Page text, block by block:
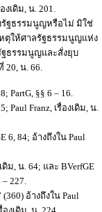
งเดิม, น. 201.
ฐธรรมนูญหรือไม่ มิใช่
ตุให้ศาลรัฐธรรมนูญแห่ง
ฐธรรมนูญและสั่งยุบ
20, น. 66.
PartG, §§ 6 – 16.
Franz, เรื่องเดิม, น.
6, 84; อ้างถึงใน Paul
ดิม, น. 64; และ BVerfGE
– 227.
อ้างถึงใน Paul